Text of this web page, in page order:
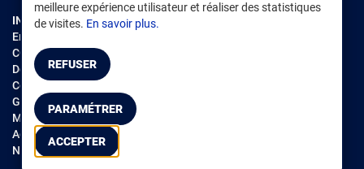
meilleure expérience utilisateur et réaliser des statistiques
de visites. En savoir plus.
REFUSER
PARAMÉTRER
ACCEPTER
INFORMATIONS LÉGALES
Environnement
CGV /CGU Marketplace
Données personnelles
Cookies
Gérer mes cookies
Mentions légales
Accessibilité : non conforme
Notice d'accessibilité